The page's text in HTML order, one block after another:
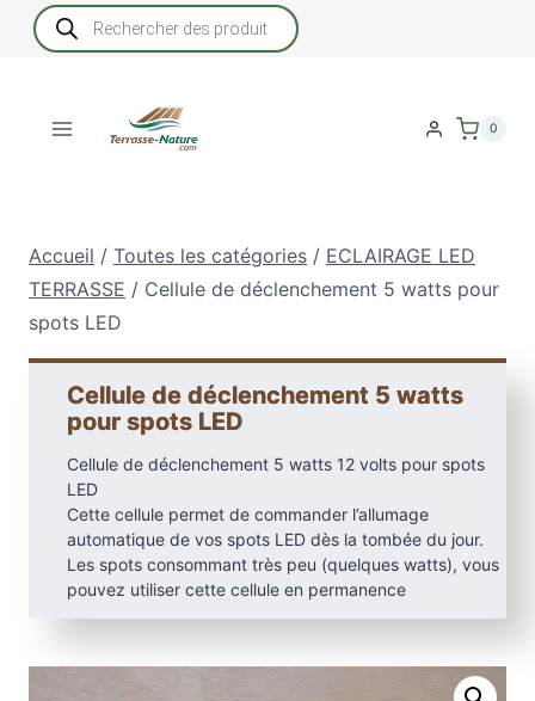
Recherche
de
produits
0
Accueil / Toutes les catégories / ECLAIRAGE LED
TERRASSE / Cellule de déclenchement 5 watts pour
spots LED
Cellule de déclenchement 5 watts
pour spots LED
Cellule de déclenchement 5 watts 12 volts pour spots
LED
Cette cellule permet de commander l’allumage
automatique de vos spots LED dès la tombée du jour.
Les spots consommant très peu (quelques watts), vous
pouvez utiliser cette cellule en permanence